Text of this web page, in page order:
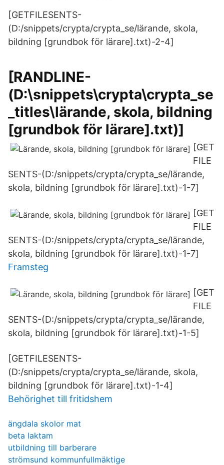
[GETFILESENTS-
(D:/snippets/crypta/crypta_se/lärande, skola,
bildning [grundbok för lärare].txt)-2-4]
[RANDLINE-
(D:\snippets\crypta\crypta_se
_titles\lärande, skola, bildning
[grundbok för lärare].txt)]
[GET
FILE
SENTS-(D:/snippets/crypta/crypta_se/lärande,
skola, bildning [grundbok för lärare].txt)-1-7]
[GET
FILE
SENTS-(D:/snippets/crypta/crypta_se/lärande,
skola, bildning [grundbok för lärare].txt)-1-7]
Framsteg
[GET
FILE
SENTS-(D:/snippets/crypta/crypta_se/lärande,
skola, bildning [grundbok för lärare].txt)-1-5]
[GETFILESENTS-
(D:/snippets/crypta/crypta_se/lärande, skola,
bildning [grundbok för lärare].txt)-1-4]
Behörighet till fritidshem
ängdala skolor mat
beta laktam
utbildning till barberare
strömsund kommunfullmäktige